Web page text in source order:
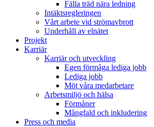
Fälla träd nära ledning
Intäktsregleringen
Vårt arbete vid strömavbrott
Underhåll av elnätet
Projekt
Karriär
Karriär och utveckling
Egen förmåga lediga jobb
Lediga jobb
Möt våra medarbetare
Arbetsmiljö och hälsa
Förmåner
Mångfald och inkludering
Press och media